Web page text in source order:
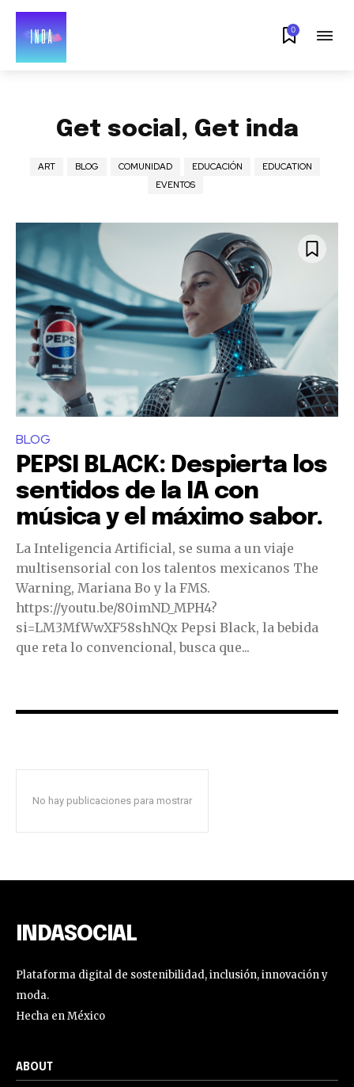
Únete a nuestra comunidad de
electrónico en nuestro sitio web o haga clic en el botón de
0
Get social, Get inda
ART BLOG COMUNIDAD EDUCACIÓN
EDUCATION
EVENTOS
BLOG
PEPSI BLACK: Despierta los
sentidos de la IA con
música y el máximo sabor.
La Inteligencia Artificial, se suma a un viaje
multisensorial con los talentos mexicanos The
Warning, Mariana Bo y la FMS.
https://youtu.be/80imND_MPH4?
si=LM3MfWwXF58shNQx Pepsi Black, la bebida
que reta lo convencional, busca que...
No hay publicaciones para mostrar
INDASOCIAL
Plataforma digital de sostenibilidad, inclusión, innovación y
moda.
Hecha en México
ABOUT